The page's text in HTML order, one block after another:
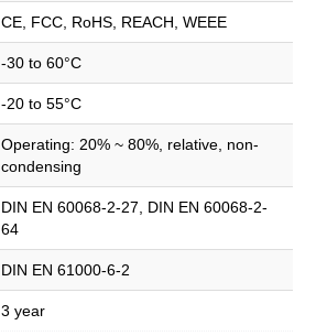
CE, FCC, RoHS, REACH, WEEE
-30 to 60°C
-20 to 55°C
Operating: 20% ~ 80%, relative, non-
condensing
DIN EN 60068-2-27, DIN EN 60068-2-
64
DIN EN 61000-6-2
3 year